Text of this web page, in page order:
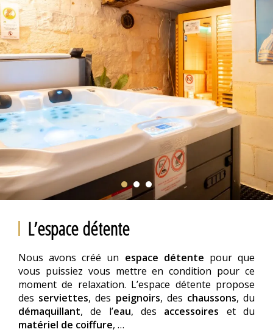
L’espace détente
Nous avons créé un espace détente pour que
vous puissiez vous mettre en condition pour ce
moment de relaxation. L’espace détente propose
des serviettes, des peignoirs, des chaussons, du
démaquillant, de l’eau, des accessoires et du
matériel de coiffure, …